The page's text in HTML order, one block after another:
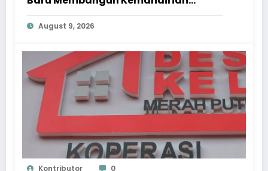
Ekonomi Papua
August 9, 2026
Kontributor 0